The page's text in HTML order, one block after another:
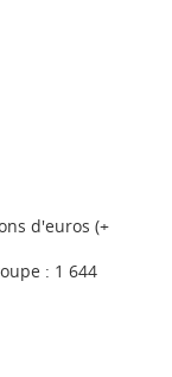
d'euros (+
: 1 644